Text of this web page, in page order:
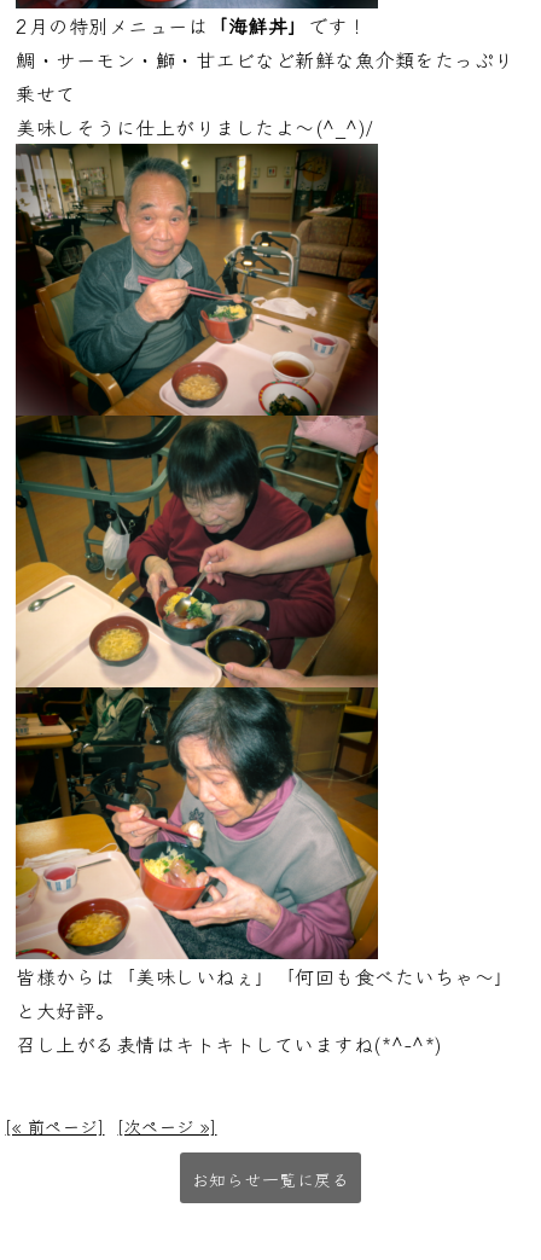
2月の特別メニューは 「海鮮丼」 です！
鯛・サーモン・鰤・甘エビなど新鮮な魚介類をたっぷり
乗せて
美味しそうに仕上がりましたよ～(^_^)/
皆様からは「美味しいねぇ」「何回も食べたいちゃ～」
と大好評。
召し上がる表情はキトキトしていますね(*^-^*)
[« 前ページ] [次ページ »]
お知らせ一覧に戻る